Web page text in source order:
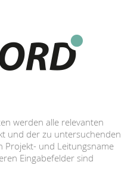
werden alle relevanten
und der zu untersuchenden
Projekt- und Leitungsname
Eingabefelder sind